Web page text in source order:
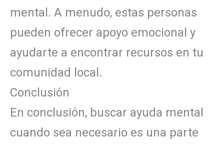
mental. A menudo, estas personas
pueden ofrecer apoyo emocional y
ayudarte a encontrar recursos en tu
comunidad local.
Conclusión
En conclusión, buscar ayuda mental
cuando sea necesario es una parte